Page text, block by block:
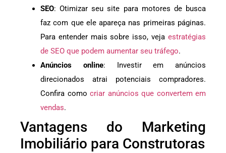
SEO: Otimizar seu site para motores de busca
faz com que ele apareça nas primeiras páginas.
Para entender mais sobre isso, veja estratégias
de SEO que podem aumentar seu tráfego.
Anúncios online: Investir em anúncios
direcionados atrai potenciais compradores.
Confira como criar anúncios que convertem em
vendas.
Vantagens do Marketing
Imobiliário para Construtoras